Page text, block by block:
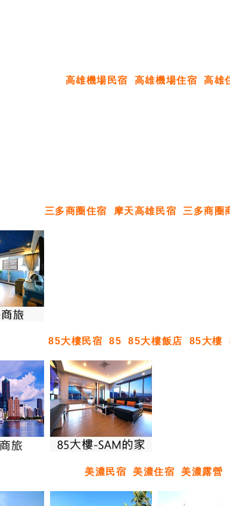
高雄機場民宿 高雄機場住宿 高雄
三多商圈住宿 摩天高雄民宿 三多商圈
85大樓民宿 85 85大樓飯店 85大樓
美濃民宿 美濃住宿 美濃露營